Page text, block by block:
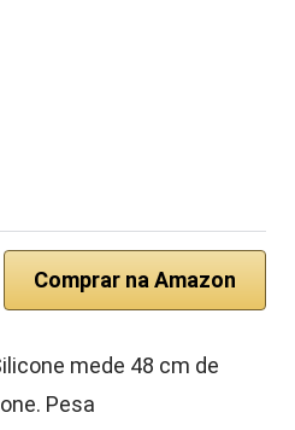
Comprar na Amazon
mede 48 cm de
Pesa